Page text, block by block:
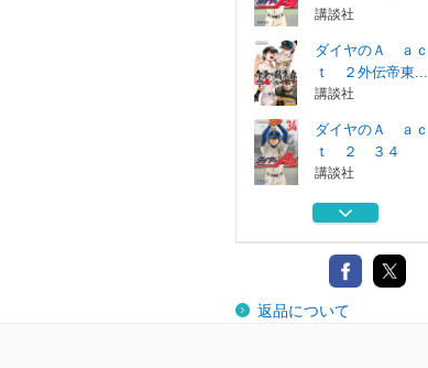
講談社
ダイヤのＡ ａｃ
ｔ ２外伝帝東...
講談社
ダイヤのＡ ａｃ
ｔ ２ ３４
講談社
ダイヤのＡ ａｃ
講談社
ダイヤのＡ ａｃ
ｔ ２ ３２
返品について